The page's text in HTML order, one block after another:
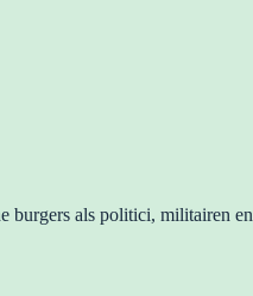
burgers als politici, militairen en